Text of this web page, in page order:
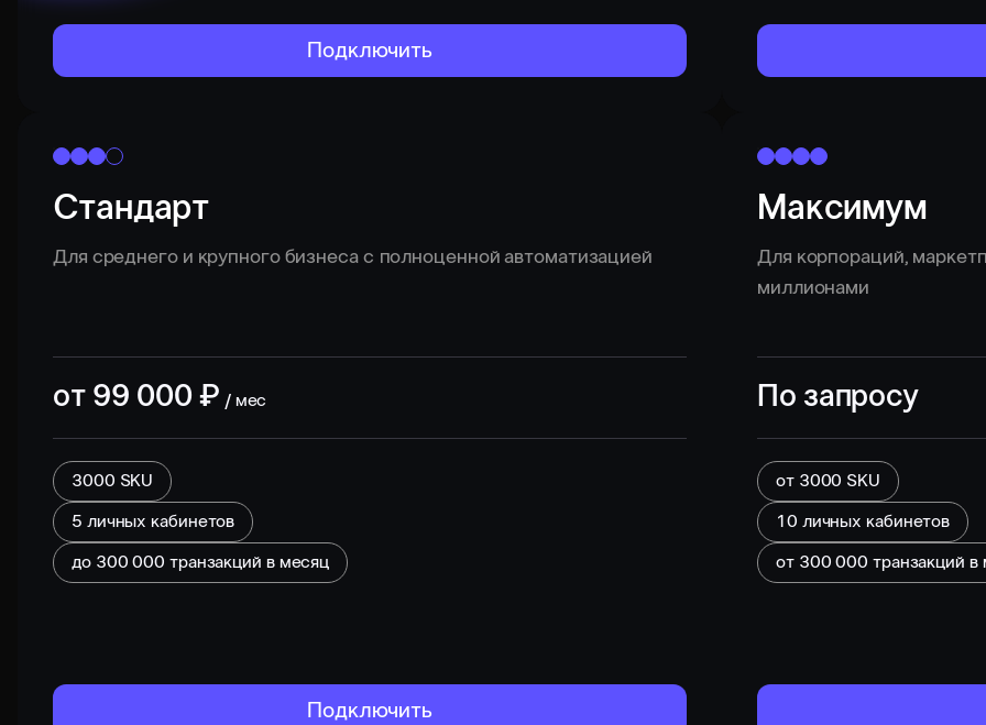
Подключить
Стандарт
Для среднего и крупного бизнеса с полноценной автоматизацией
от 99 000 ₽ / мес
3000 SKU
5 личных кабинетов
до 300 000 транзакций в месяц
Подключить
Максимум
Для корпораций,
миллионами
По запросу
от 3000 SKU
10 личных кабинетов
от 300 000 транзакций в